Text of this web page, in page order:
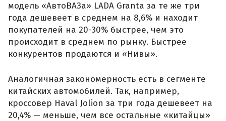
модель «АвтоВАЗа» LADA Granta за те же три
года дешевеет в среднем на 8,6% и находит
покупателей на 20-30% быстрее, чем это
происходит в среднем по рынку. Быстрее
конкурентов продаются и «Нивы».
Аналогичная закономерность есть в сегменте
китайских автомобилей. Так, например,
кроссовер Haval Jolion за три года дешевеет на
20,4% — меньше, чем все остальные «китайцы»